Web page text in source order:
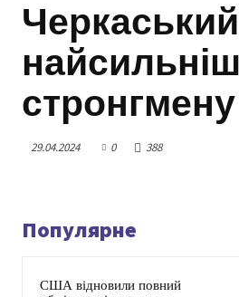
стронгмену
29.04.2024 0 388
Популярне
США відновили повний